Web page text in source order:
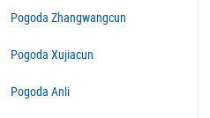
Pogoda Zhangwangcun
Pogoda Xujiacun
Pogoda Anli